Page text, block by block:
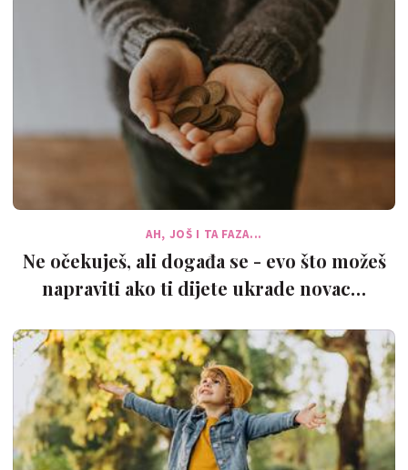
AH, JOŠ I TA FAZA...
Ne očekuješ, ali događa se - evo što možeš
napraviti ako ti dijete ukrade novac…